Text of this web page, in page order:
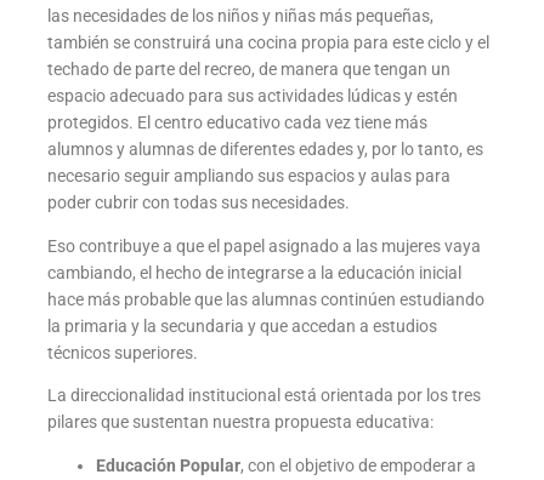
las necesidades de los niños y niñas más pequeñas,
también se construirá una cocina propia para este ciclo y el
techado de parte del recreo, de manera que tengan un
espacio adecuado para sus actividades lúdicas y estén
protegidos. El centro educativo cada vez tiene más
alumnos y alumnas de diferentes edades y, por lo tanto, es
necesario seguir ampliando sus espacios y aulas para
poder cubrir con todas sus necesidades.
Eso contribuye a que el papel asignado a las mujeres vaya
cambiando, el hecho de integrarse a la educación inicial
hace más probable que las alumnas continúen estudiando
la primaria y la secundaria y que accedan a estudios
técnicos superiores.
La direccionalidad institucional está orientada por los tres
pilares que sustentan nuestra propuesta educativa:
Educación Popular, con el objetivo de empoderar a